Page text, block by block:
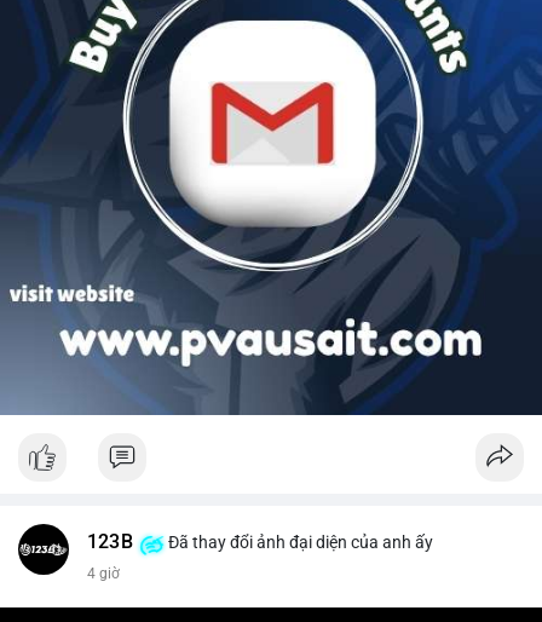
123B Đã thay đổi ảnh đại diện của anh ấy
4 giờ